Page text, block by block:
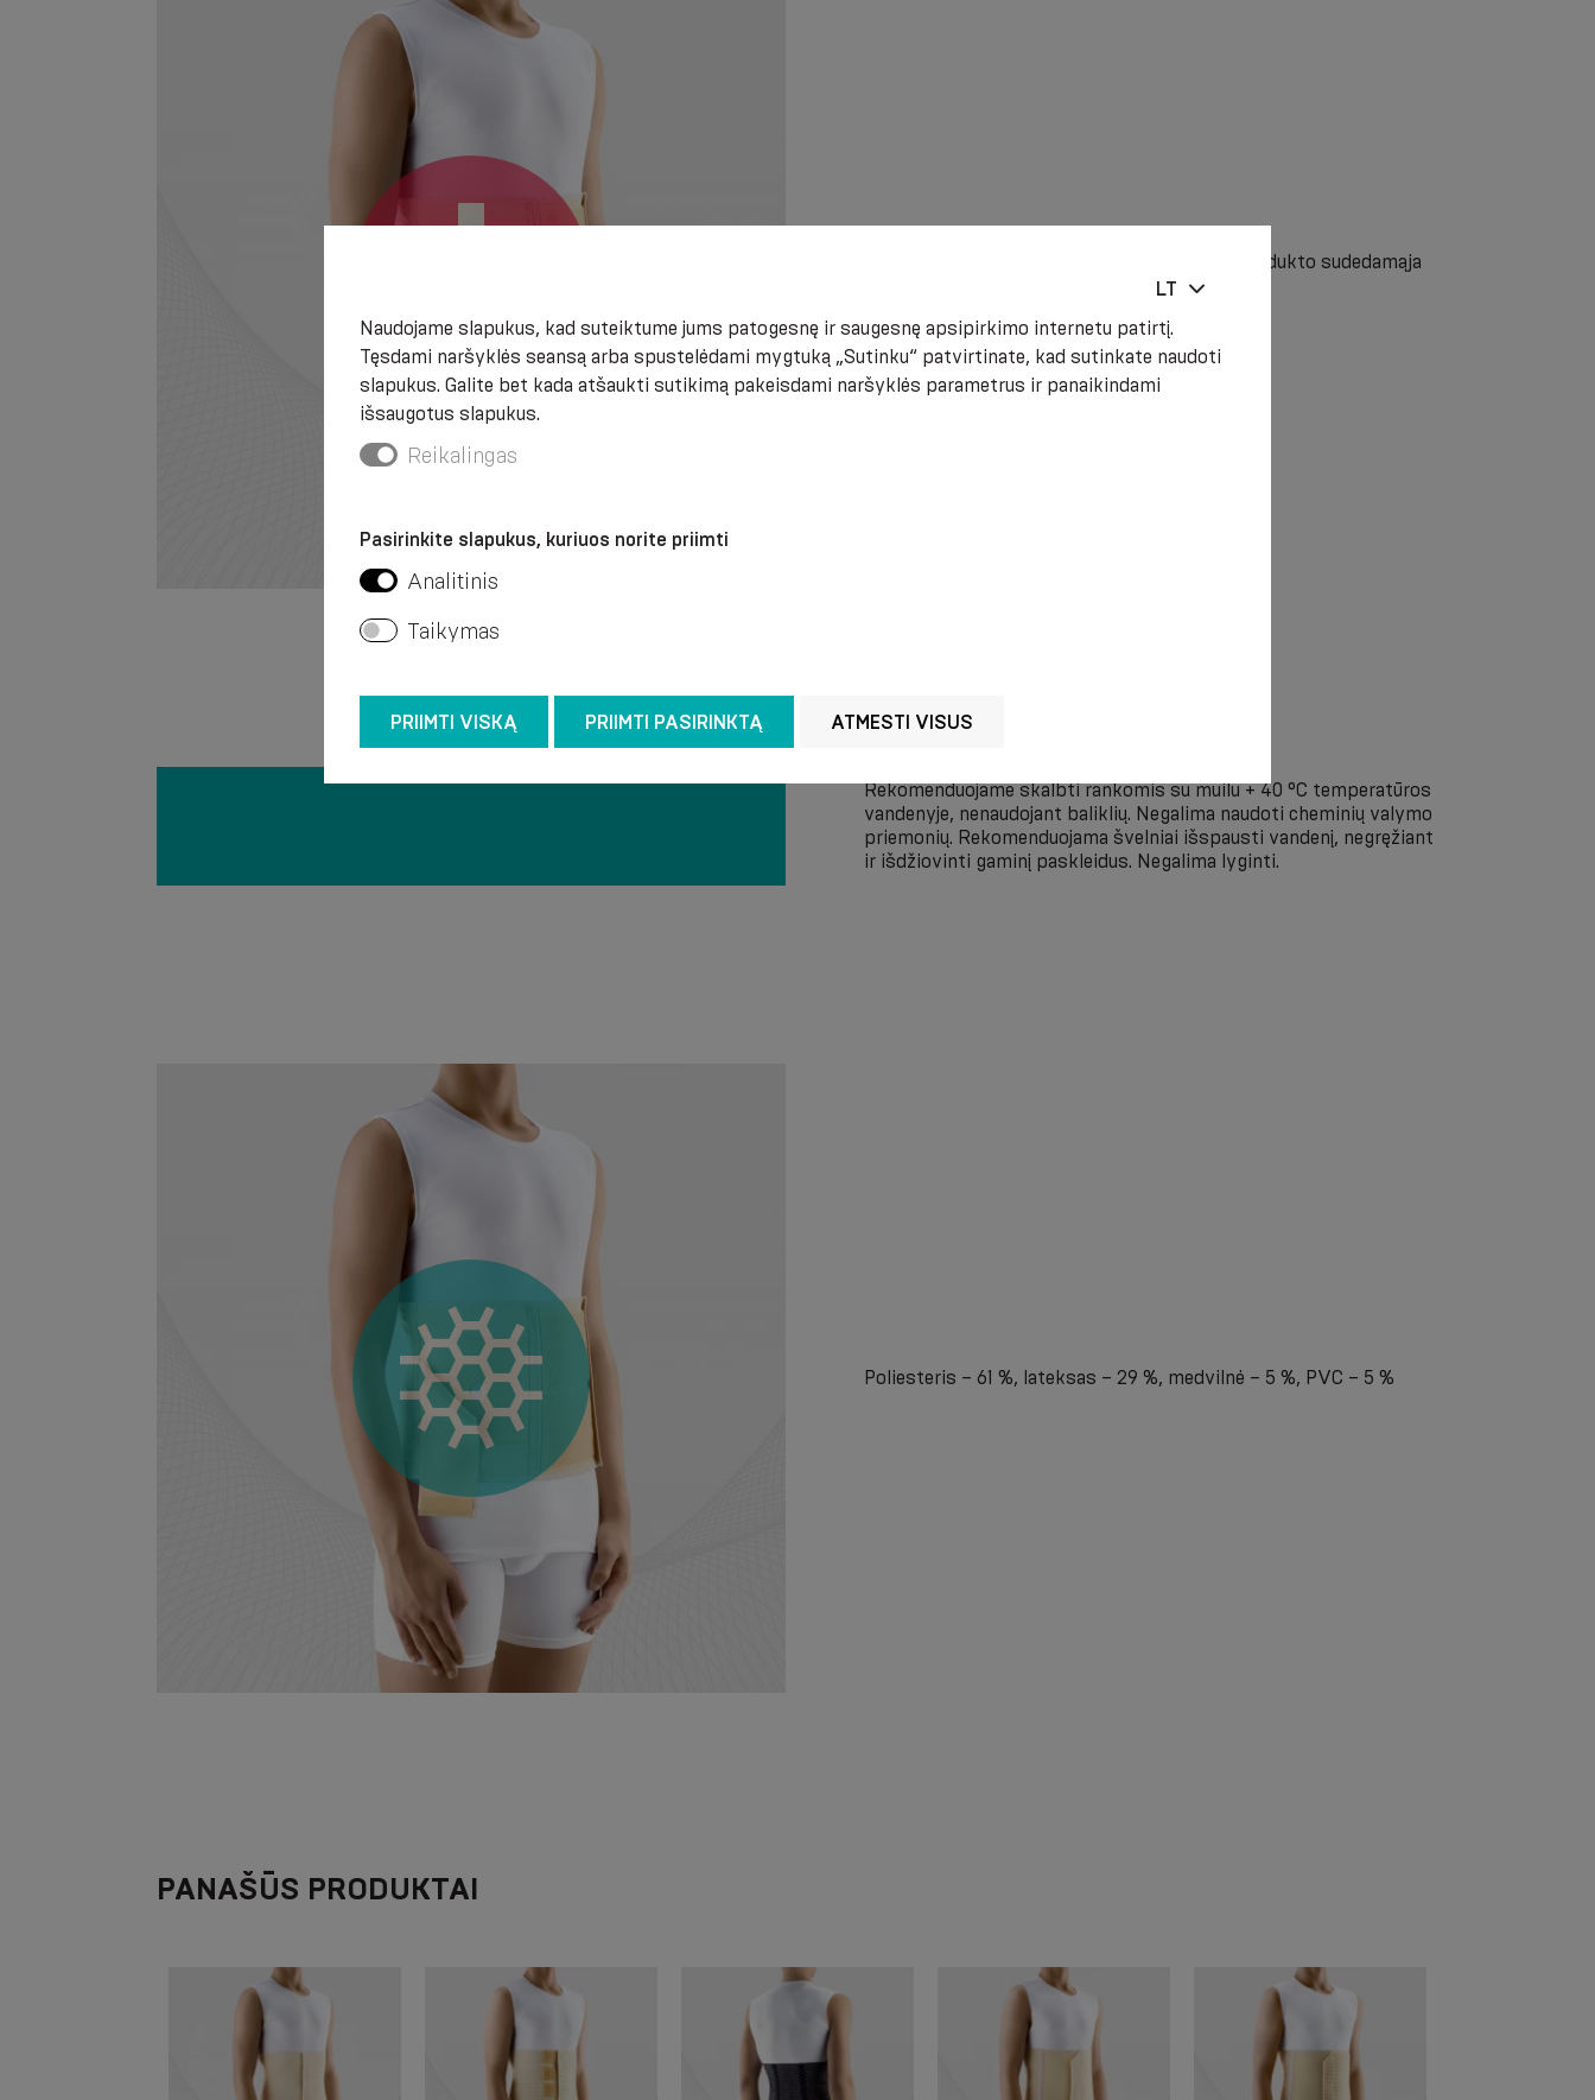
Individualus nesuderinamumas su bet kuria produkto sudedamąja
Rekomenduojame skalbti rankomis su muilu + 40 °C temperatūros
vandenyje, nenaudojant baliklių. Negalima naudoti cheminių valymo
priemonių. Rekomenduojama švelniai išspausti vandenį, negręžiant
ir išdžiovinti gaminį paskleidus. Negalima lyginti.
Poliesteris – 61 %, lateksas – 29 %, medvilnė – 5 %, PVC – 5 %
PANAŠŪS PRODUKTAI
LT
Naudojame slapukus, kad suteiktume jums patogesnę ir saugesnę apsipirkimo internetu patirtį.
Tęsdami naršyklės seansą arba spustelėdami mygtuką „Sutinku“ patvirtinate, kad sutinkate naudoti
slapukus. Galite bet kada atšaukti sutikimą pakeisdami naršyklės parametrus ir panaikindami
išsaugotus slapukus.
Reikalingas
Pasirinkite slapukus, kuriuos norite priimti
Analitinis
Taikymas
PRIIMTI VISKĄ PRIIMTI PASIRINKTĄ ATMESTI VISUS